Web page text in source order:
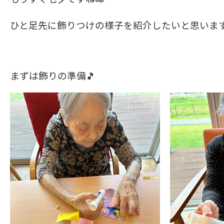
ひと足先に飾りつけの様子を紹介したいと思いま
まずは飾りの準備🎵